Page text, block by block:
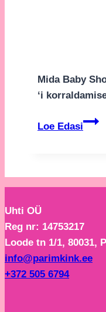
Mida Baby
‘i
Loe Edasi
Baby
Uhti OÜ
Reg nr: 14753217
Loode tn 1/1, 80031,
info@parimkink.ee
+372 505 6794